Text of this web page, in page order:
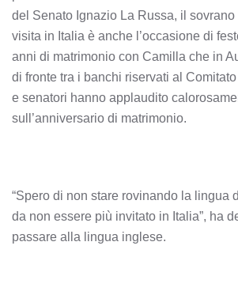
del Senato Ignazio La Russa, il
visita in Italia è anche l’occasione di
anni di matrimonio con Camilla che in
di fronte tra i banchi riservati al
e senatori hanno applaudito
sull’anniversario di matrimonio.
“Spero di non stare rovinando la lingua
da non essere più invitato in Italia”, ha
passare alla lingua inglese.